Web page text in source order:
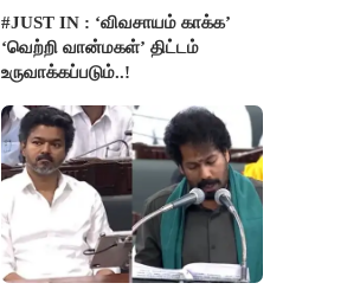
#JUST IN : ‘விவசாயம் காக்க’
‘வெற்றி வான்மகள்’ திட்டம்
உருவாக்கப்படும்..!